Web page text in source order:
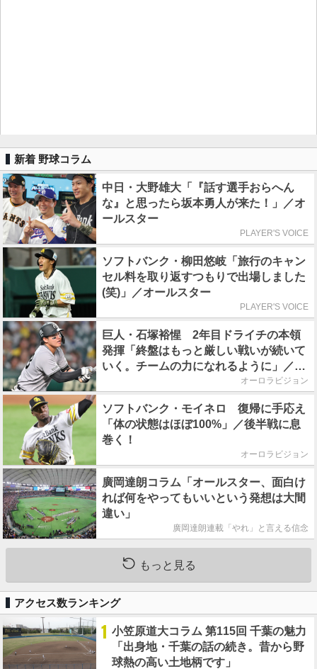
新着 野球コラム
中日・大野雄大「『話す選手おらへん
な』と思ったら坂本勇人が来た！」／オ
ールスター
PLAYER'S VOICE
ソフトバンク・柳田悠岐「旅行のキャン
セル料を取り返すつもりで出場しました
(笑)」／オールスター
PLAYER'S VOICE
巨人・石塚裕惺 2年目ドライチの本領
発揮「終盤はもっと厳しい戦いが続いて
いく。チームの力になれるように」／後
オーロラビジョン
ソフトバンク・モイネロ 復帰に手応え
「体の状態はほぼ100%」／後半戦に息
巻く！
オーロラビジョン
廣岡達朗コラム「オールスター、面白け
れば何をやってもいいという発想は大間
違い」
廣岡達朗連載「やれ」と言える信念
もっと見る
アクセス数ランキング
1 小笠原道大コラム 第115回 千葉の魅力
「出身地・千葉の話の続き。昔から野
球熱の高い土地柄です」